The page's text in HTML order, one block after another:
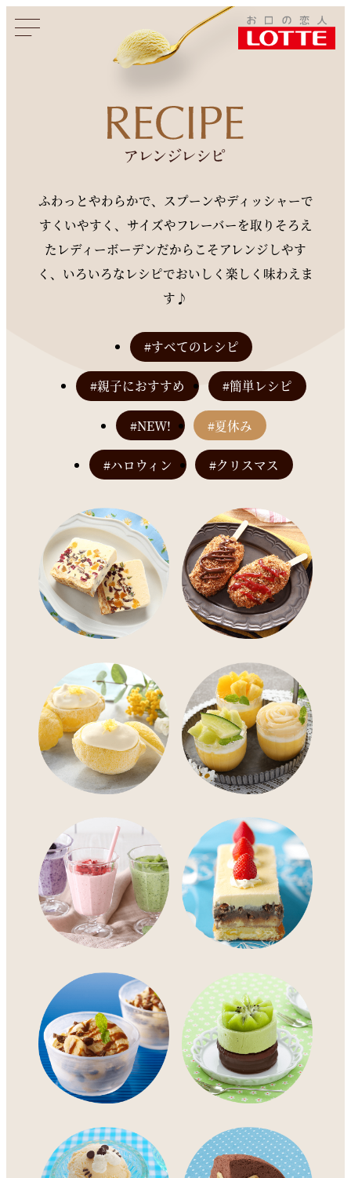
このページをシェアする
ふわっとやわらかで、スプーンやディッシャーで
すくいやすく、 サイズやフレーバーを取りそろえ
たレディーボーデンだからこそアレンジしやす
く、いろいろなレシピでおいしく楽しく味わえま
す♪
#すべてのレシピ
#親子におすすめ #簡単レシピ
#NEW! #夏休み
#ハロウィン #クリスマス